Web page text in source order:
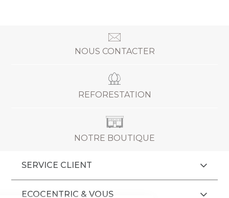
NOUS CONTACTER
REFORESTATION
NOTRE BOUTIQUE
SERVICE CLIENT
ECOCENTRIC & VOUS